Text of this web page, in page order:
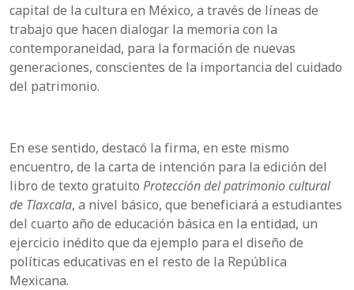
capital de la cultura en México, a través de líneas de
trabajo que hacen dialogar la memoria con la
contemporaneidad, para la formación de nuevas
generaciones, conscientes de la importancia del cuidado
del patrimonio.
En ese sentido, destacó la firma, en este mismo
encuentro, de la carta de intención para la edición del
libro de texto gratuito Protección del patrimonio cultural
de Tlaxcala, a nivel básico, que beneficiará a estudiantes
del cuarto año de educación básica en la entidad, un
ejercicio inédito que da ejemplo para el diseño de
políticas educativas en el resto de la República
Mexicana.